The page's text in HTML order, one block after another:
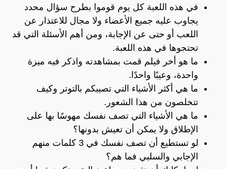
في هذه اللعبة كل يوم قوموا بطرح سؤال محدد
يجاوب عليه جميع الأعضاء ولا مجال للاعتذار عن
اللعب أو حتى عن الإجابة، ومن أهم الأسئلة التي قد
تحتجوها في هذه اللعبة.
ما هو أخر فيلم قمت بمشاهدته واذكر فيه ميزة
واحدة، وعيبًا واحدًا.
ما هي أكثر الأشياء التي تصيبكم بالتوتر وكيف
تتخلصون من هذا الشعور.
ما هي الأشياء التي تصف نفسك مهوسًا بها على
الإطلاق ولا يمكن أن تعيش بدونها؟
لو تستطيع أن تصف نفسك في 3 كلمات منهم
الإجابي والسلبي فما هم؟